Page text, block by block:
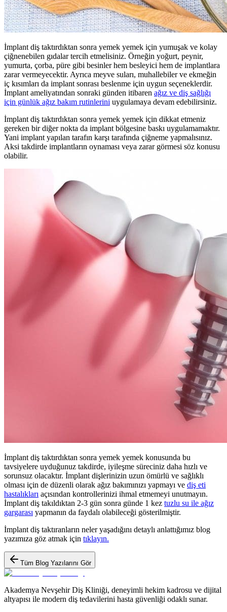
İmplant diş taktırdıktan sonra yemek yemek için yumuşak ve kolay
çiğnenebilen gıdalar tercih etmelisiniz. Örneğin yoğurt, peynir,
yumurta, çorba, püre gibi besinler hem besleyici hem de implantlara
zarar vermeyecektir. Ayrıca meyve suları, muhallebiler ve ekmeğin
iç kısımları da implant sonrası beslenme için uygun seçeneklerdir.
İmplant ameliyatından sonraki günden itibaren ağız ve diş sağlığı
için günlük ağız bakım rutinlerini uygulamaya devam edebilirsiniz.
İmplant diş taktırdıktan sonra yemek yemek için dikkat etmeniz
gereken bir diğer nokta da implant bölgesine baskı uygulamamaktır.
Yani implant yapılan tarafın karşı tarafında çiğneme yapmalısınız.
Aksi takdirde implantların oynaması veya zarar görmesi söz konusu
olabilir.
İmplant diş taktırdıktan sonra yemek yemek konusunda bu
tavsiyelere uyduğunuz takdirde, iyileşme süreciniz daha hızlı ve
sorunsuz olacaktır. İmplant dişlerinizin uzun ömürlü ve sağlıklı
olması için de düzenli olarak ağız bakımınızı yapmayı ve diş eti
hastalıkları açısından kontrollerinizi ihmal etmemeyi unutmayın.
İmplant diş takıldıktan 2-3 gün sonra günde 1 kez tuzlu su ile ağız
gargarası yapmanın da faydalı olabileceği gösterilmiştir.
İmplant diş taktıranların neler yaşadığını detaylı anlattığımız blog
yazımıza göz atmak için tıklayın.
Tüm Blog Yazılarını Gör
Akademya Nevşehir Diş Kliniği, deneyimli hekim kadrosu ve dijital
altyapısı ile modern diş tedavilerini hasta güvenliği odaklı sunar.